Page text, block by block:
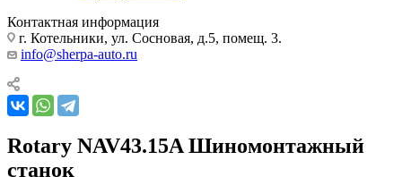
Контактная информация
г. Котельники, ул. Сосновая, д.5, помещ. 3.
info@sherpa-auto.ru
Rotary NAV43.15A Шиномонтажный
станок